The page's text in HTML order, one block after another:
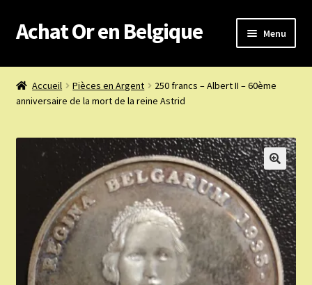
Aller
à
navigation
Aller
au
Achat Or en Belgique Menu
Achat or en Belgique
Boutique or et argent
Confidentialité
Heures d’ouverture
Nous achetons
Accueil Pièces en Argent
250 francs – Albert II – 60ème
anniversaire de la mort de la reine Astrid